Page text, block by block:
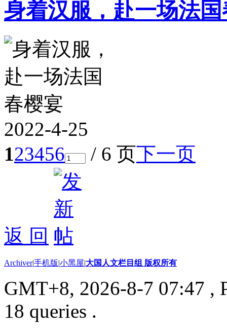
身着汉服，赴一场法
2022-4-25
123456 / 6 页下一页
返 回
Archiver|手机版|小黑屋|大国人文栏目组 版权所有
GMT+8, 2026-8-7 07:47 ,
18 queries .